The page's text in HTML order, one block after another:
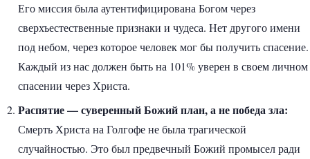
Его миссия была аутентифицирована Богом через
сверхъестественные признаки и чудеса. Нет другого имени
под небом, через которое человек мог бы получить спасение.
Каждый из нас должен быть на 101% уверен в своем личном
спасении через Христа.
Распятие — суверенный Божий план, а не победа зла:
Смерть Христа на Голгофе не была трагической
случайностью. Это был предвечный Божий промысел ради